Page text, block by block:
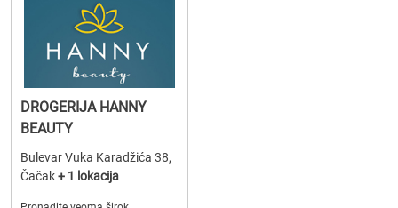
DROGERIJA HANNY
BEAUTY
Bulevar Vuka Karadžića 38,
Čačak+ 1 lokacija